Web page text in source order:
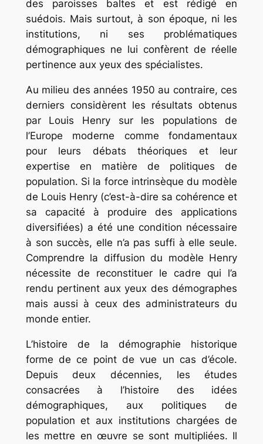
des paroisses baltes et est rédigé en
suédois. Mais surtout, à son époque, ni les
institutions, ni ses problématiques
démographiques ne lui confèrent de réelle
pertinence aux yeux des spécialistes.
Au milieu des années 1950 au contraire, ces
derniers considèrent les résultats obtenus
par Louis Henry sur les populations de
l’Europe moderne comme fondamentaux
pour leurs débats théoriques et leur
expertise en matière de politiques de
population. Si la force intrinsèque du modèle
de Louis Henry (c’est-à-dire sa cohérence et
sa capacité à produire des applications
diversifiées) a été une condition nécessaire
à son succès, elle n’a pas suffi à elle seule.
Comprendre la diffusion du modèle Henry
nécessite de reconstituer le cadre qui l’a
rendu pertinent aux yeux des démographes
mais aussi à ceux des administrateurs du
monde entier.
L’histoire de la démographie historique
forme de ce point de vue un cas d’école.
Depuis deux décennies, les études
consacrées à l’histoire des idées
démographiques, aux politiques de
population et aux institutions chargées de
les mettre en œuvre se sont multipliées. Il